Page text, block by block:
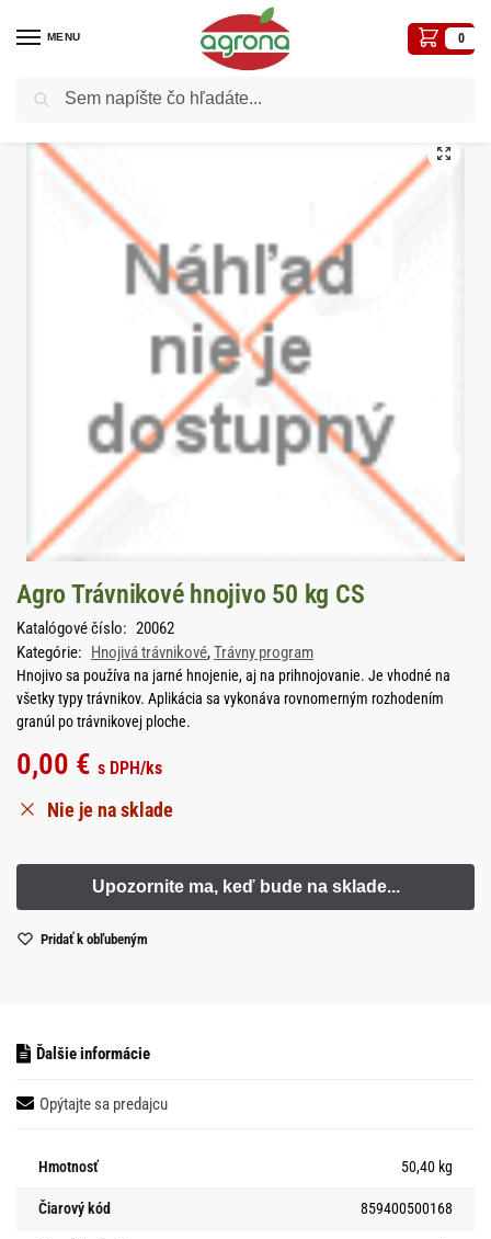
MENU 0
Domov Hnojivá / Hnojivá trávnikové / Agro Trávnikové hnojivo 50 kg CS
Agro Trávnikové hnojivo 50 kg CS
Katalógové číslo: 20062
Kategórie: Hnojivá trávnikové,Trávny program
Hnojivo sa používa na jarné hnojenie, aj na prihnojovanie. Je vhodné na
všetky typy trávnikov. Aplikácia sa vykonáva rovnomerným rozhodením
granúl po trávnikovej ploche.
0,00 € s DPH/ks
Nie je na sklade
Pridať k obľubeným
Ďalšie informácie
Opýtajte sa predajcu
Hmotnosť 50,40 kg
Čiarový kód 859400500168